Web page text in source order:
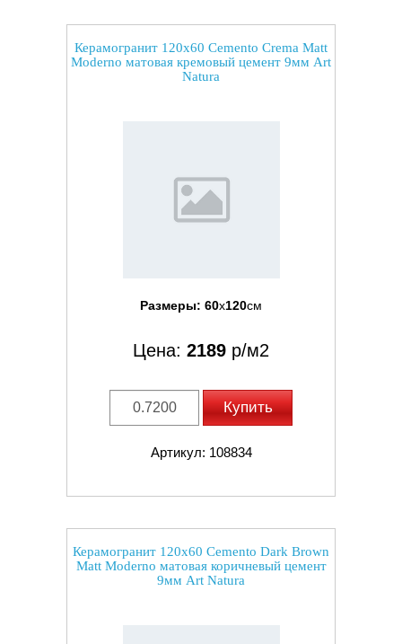
Керамогранит 120x60 Cemento Crema Matt
Moderno матовая кремовый цемент 9мм Art
Natura
Размеры: 60x120см
Цена: 2189 р/м2
Купить
Артикул: 108834
Керамогранит 120x60 Cemento Dark Brown
Matt Moderno матовая коричневый цемент
9мм Art Natura